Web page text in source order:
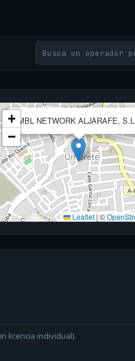
MBL NETWORK ALJARAFE,
+
−
Leaflet | ©
licencia individual).